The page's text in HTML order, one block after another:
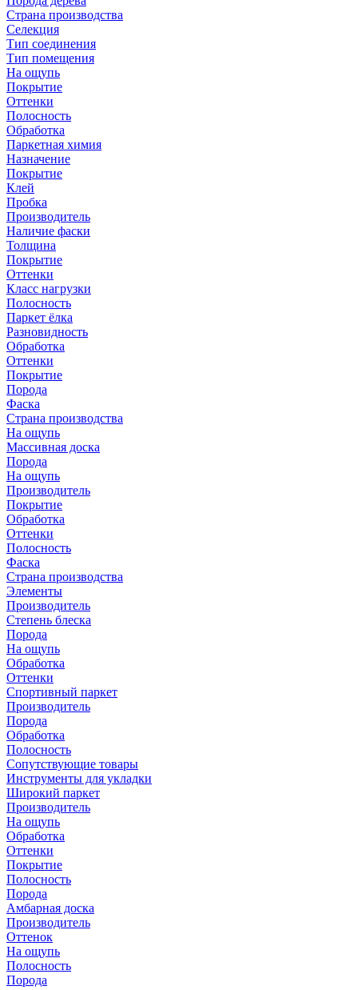
Страна производства
Селекция
Тип соединения
Тип помещения
На ощупь
Покрытие
Оттенки
Полосность
Обработка
Паркетная химия
Назначение
Покрытие
Клей
Пробка
Производитель
Наличие фаски
Толщина
Покрытие
Оттенки
Класс нагрузки
Полосность
Паркет ёлка
Разновидность
Обработка
Оттенки
Покрытие
Порода
Фаска
Страна производства
На ощупь
Массивная доска
Порода
На ощупь
Производитель
Покрытие
Обработка
Оттенки
Полосность
Фаска
Страна производства
Элементы
Производитель
Степень блеска
Порода
На ощупь
Обработка
Оттенки
Спортивный паркет
Производитель
Порода
Обработка
Полосность
Сопутствующие товары
Инструменты для укладки
Широкий паркет
Производитель
На ощупь
Обработка
Оттенки
Покрытие
Полосность
Порода
Амбарная доска
Производитель
Оттенок
На ощупь
Полосность
Порода